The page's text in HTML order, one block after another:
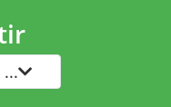
...